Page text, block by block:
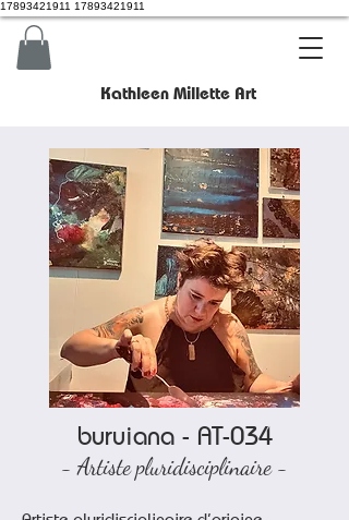
17893421911 17893421911
Kathleen Millette Art
buruiana - AT-034
- Artiste pluridisciplinaire -